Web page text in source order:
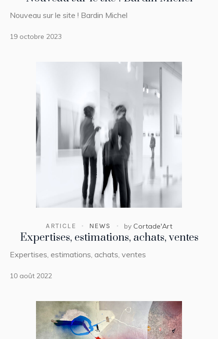
Nouveau sur le site ! Bardin Michel
19 octobre 2023
ARTICLE NEWS by Cortade'Art
Expertises, estimations, achats, ventes
Expertises, estimations, achats, ventes
10 août 2022